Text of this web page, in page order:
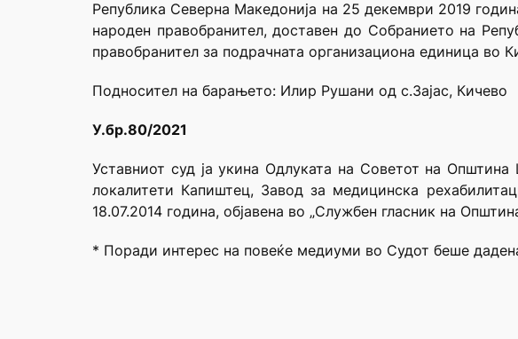
Република Северна Македонија на 25 декември 2019
народен правобранител, доставен до Собранието на
правобранител за подрачната организациона единица во
Подносител на барањето: Илир Рушани од с.Зајас, Кичево
У.бр.80/2021
Уставниот суд ја укина Одлуката на Советот на
локалитети Капиштец, Завод за медицинска
18.07.2014 година, објавена во „Службен гласник на
* Поради интерес на повеќе медиуми во Судот беше